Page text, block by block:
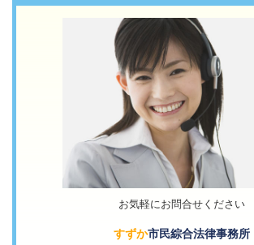
お気軽にお問合せください
すずか市民綜合法律事務所